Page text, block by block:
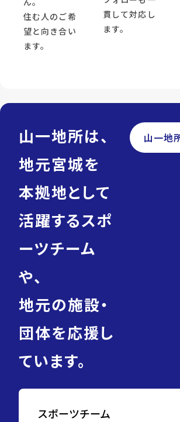
住む人のご希
望と向き合い
ます。
貫して対応し
ます。
山一地所は、
地元宮城を
本拠地として
活躍するスポ
ーツチーム
や、
地元の施設・
団体を応援し
ています。
山一地
スポーツチーム